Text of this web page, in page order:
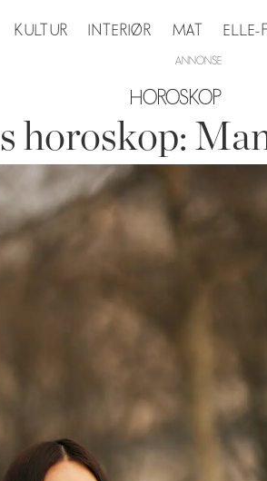
KULTUR INTERIØR MAT ELLE-
HOROSKOP
horoskop: